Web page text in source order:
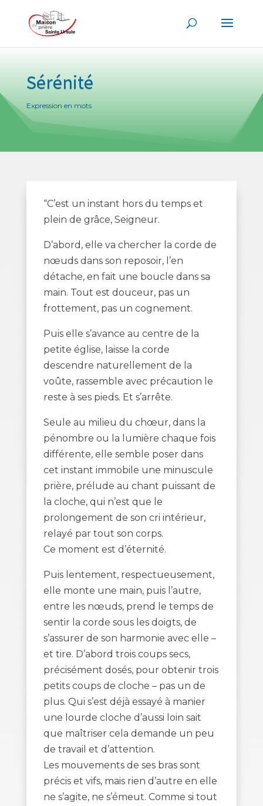
Sérénité
Expression en mots
“C’est un instant hors du temps et
plein de grâce, Seigneur.
D’abord, elle va chercher la corde de
nœuds dans son reposoir, l’en
détache, en fait une boucle dans sa
main. Tout est douceur, pas un
frottement, pas un cognement.
Puis elle s’avance au centre de la
petite église, laisse la corde
descendre naturellement de la
voûte, rassemble avec précaution le
reste à ses pieds. Et s’arrête.
Seule au milieu du chœur, dans la
pénombre ou la lumière chaque fois
différente, elle semble poser dans
cet instant immobile une minuscule
prière, prélude au chant puissant de
la cloche, qui n’est que le
prolongement de son cri intérieur,
relayé par tout son corps.
Ce moment est d’éternité.
Puis lentement, respectueusement,
elle monte une main, puis l’autre,
entre les nœuds, prend le temps de
sentir la corde sous les doigts, de
s’assurer de son harmonie avec elle –
et tire. D’abord trois coups secs,
précisément dosés, pour obtenir trois
petits coups de cloche – pas un de
plus. Qui s’est déjà essayé à manier
une lourde cloche d’aussi loin sait
que maîtriser cela demande un peu
de travail et d’attention.
Les mouvements de ses bras sont
précis et vifs, mais rien d’autre en elle
ne s’agite, ne s’émeut. Comme si tout